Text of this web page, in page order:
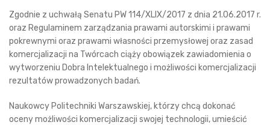
Zgodnie z uchwałą Senatu PW 114/XLIX/2017 z dnia 21.06.2017 r.
oraz Regulaminem zarządzania prawami autorskimi i prawami
pokrewnymi oraz prawami własności przemysłowej oraz zasad
komercjalizacji na Twórcach ciąży obowiązek zawiadomienia o
wytworzeniu Dobra Intelektualnego i możliwości komercjalizacji
rezultatów prowadzonych badań.
Naukowcy Politechniki Warszawskiej, którzy chcą dokonać
oceny możliwości komercjalizacji swojej technologii, umieścić